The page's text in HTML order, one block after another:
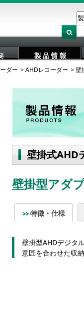
製品情報
ダー AHDレコーダー 壁
壁掛式AHD
壁掛型アダ
特徴・仕様
壁掛型AHDデジタ
意匠を合わせた収